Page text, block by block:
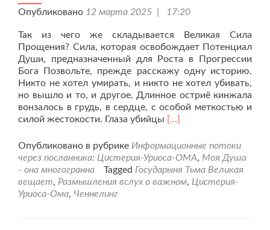
Опубликовано 12 марта 2025 | 17:20
Так из чего же складывается Великая Сила
Прощения? Сила, которая освобождает Потенциал
Души, предназначенный для Роста в Прогрессии
Бога Позвольте, прежде расскажу одну историю.
Никто не хотел умирать, и никто не хотел убивать,
но вышло и то, и другое. Длинное остриё кинжала
вонзалось в грудь, в сердце, с особой меткостью и
силой жестокости. Глаза убийцы Читать
проСила
Прощения.
Ченнелинг
Государыни
[…]
Опубликовано в рубрике Информационные потоки
через посланника: Цистерия-Уриоса-ОМА, Моя Душа
- она многогранна
Tagged Государыня Тьма Великая
вещает, Размышления вслух о важном, Цистерия-
Уриоса-Ома, Ченнелинг